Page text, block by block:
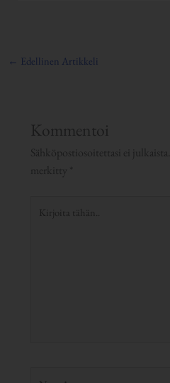
← Edellinen Artikkeli
Kommentoi
Sähköpostiosoitettasi ei julkaista.
merkitty *